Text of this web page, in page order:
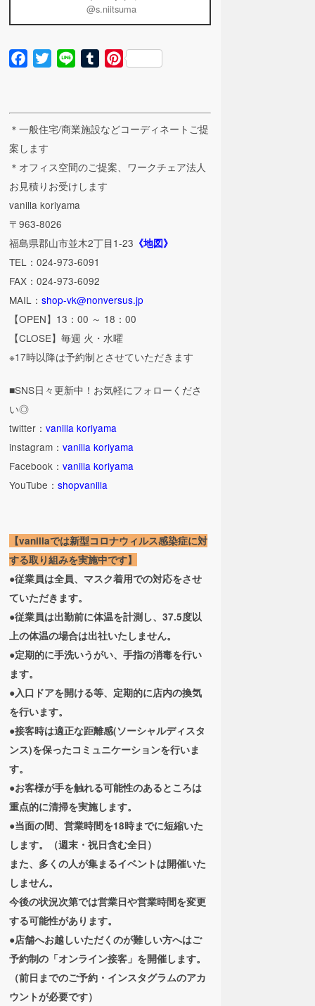
@s.niitsuma
Facebook
Twitter Line TumblrPinterest
＊一般住宅/商業施設などコーディネートご提
案します
＊オフィス空間のご提案、ワークチェア法人
お見積りお受けします
vanilla koriyama
〒963-8026
福島県郡山市並木2丁目1-23 《地図》
TEL：024-973-6091
FAX：024-973-6092
MAIL：shop-vk@nonversus.jp
【OPEN】13：00 ～ 18：00
【CLOSE】毎週 火・水曜
※17時以降は予約制とさせていただきます
■SNS日々更新中！お気軽にフォローくださ
い◎
twitter：vanilla koriyama
instagram：vanilla koriyama
Facebook：vanilla koriyama
YouTube：shopvanilla
【vanillaでは新型コロナウィルス感染症に対
する取り組みを実施中です】
●従業員は全員、マスク着用での対応をさせ
ていただきます。
●従業員は出勤前に体温を計測し、37.5度以
上の体温の場合は出社いたしません。
●定期的に手洗いうがい、手指の消毒を行い
ます。
●入口ドアを開ける等、定期的に店内の換気
を行います。
●接客時は適正な距離感(ソーシャルディスタ
ンス)を保ったコミュニケーションを行いま
す。
●お客様が手を触れる可能性のあるところは
重点的に清掃を実施します。
●当面の間、営業時間を18時までに短縮いた
します。（週末・祝日含む全日）
また、多くの人が集まるイベントは開催いた
しません。
今後の状況次第では営業日や営業時間を変更
する可能性があります。
●店舗へお越しいただくのが難しい方へはご
予約制の「オンライン接客」を開催します。
（前日までのご予約・インスタグラムのアカ
ウントが必要です）